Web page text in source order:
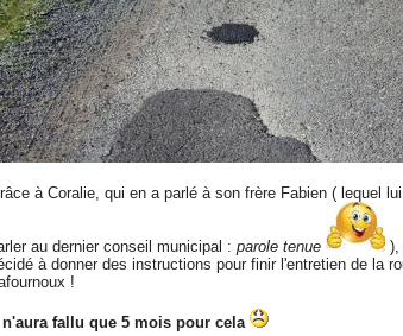
à Coralie, qui en a parlé à son frère Fabien ( lequel
au dernier conseil municipal : parole tenue
),
à donner des instructions pour finir l'entretien de la
!
n'aura fallu que 5 mois pour cela